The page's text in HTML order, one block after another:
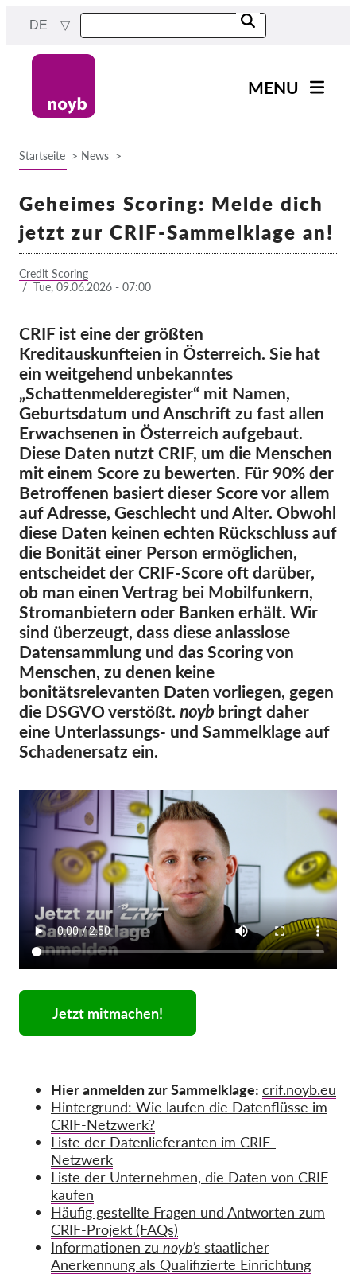
content
DE
MENU
Fälle nach Projekten
Exercise your rights!
Jetzt Unterstützen!
Mitgliedschaft
Spenden
Sponsoring
Spendenabsetzbarkeit
Member Login
Über uns
Team
Jahresberichte
FAQs
Jobs
Verbandsklagen
OnionShare
Medien
GDPRhub
Startseite News
Geheimes Scoring: Melde dich
jetzt zur CRIF-Sammelklage an!
Credit Scoring
/ Tue, 09.06.2026 - 07:00
CRIF ist eine der größten
Kreditauskunfteien in Österreich. Sie hat
ein weitgehend unbekanntes
„Schattenmelderegister“ mit Namen,
Geburtsdatum und Anschrift zu fast allen
Erwachsenen in Österreich aufgebaut.
Diese Daten nutzt CRIF, um die Menschen
mit einem Score zu bewerten. Für 90% der
Betroffenen basiert dieser Score vor allem
auf Adresse, Geschlecht und Alter. Obwohl
diese Daten keinen echten Rückschluss auf
die Bonität einer Person ermöglichen,
entscheidet der CRIF-Score oft darüber,
ob man einen Vertrag bei Mobilfunkern,
Stromanbietern oder Banken erhält. Wir
sind überzeugt, dass diese anlasslose
Datensammlung und das Scoring von
Menschen, zu denen keine
bonitätsrelevanten Daten vorliegen, gegen
die DSGVO verstößt. noybbringt daher
eine Unterlassungs- und Sammelklage auf
Schadenersatz ein.
Jetzt mitmachen!
Hier anmelden zur Sammelklage: crif.noyb.eu
Hintergrund: Wie laufen die Datenflüsse im
CRIF-Netzwerk?
Liste der Datenlieferanten im CRIF-
Netzwerk
Liste der Unternehmen, die Daten von CRIF
kaufen
Häufig gestellte Fragen und Antworten zum
CRIF-Projekt (FAQs)
Informationen zu noyb’s staatlicher
Anerkennung als Qualifizierte Einrichtung